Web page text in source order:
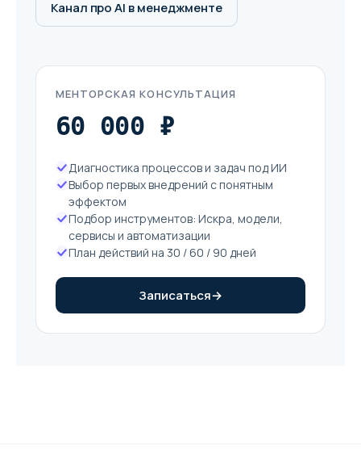
Канал про AI в менеджменте
МЕНТОРСКАЯ КОНСУЛЬТАЦИЯ
60 000 ₽
Диагностика процессов и задач под ИИ
Выбор первых внедрений с понятным
эффектом
Подбор инструментов: Искра, модели,
сервисы и автоматизации
План действий на 30 / 60 / 90 дней
Записаться→